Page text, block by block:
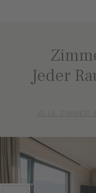
Jeder
ALLE ZIMMER